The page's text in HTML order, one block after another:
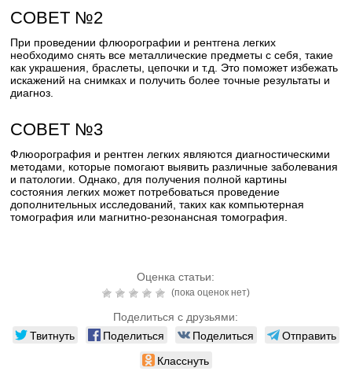
СОВЕТ №2
При проведении флюорографии и рентгена легких
необходимо снять все металлические предметы с себя, такие
как украшения, браслеты, цепочки и т.д. Это поможет избежать
искажений на снимках и получить более точные результаты и
диагноз.
СОВЕТ №3
Флюорография и рентген легких являются диагностическими
методами, которые помогают выявить различные заболевания
и патологии. Однако, для получения полной картины
состояния легких может потребоваться проведение
дополнительных исследований, таких как компьютерная
томография или магнитно-резонансная томография.
Оценка статьи:
(пока оценок нет)
Поделиться с друзьями:
Твитнуть Поделиться Поделиться
Отправить
Класснуть